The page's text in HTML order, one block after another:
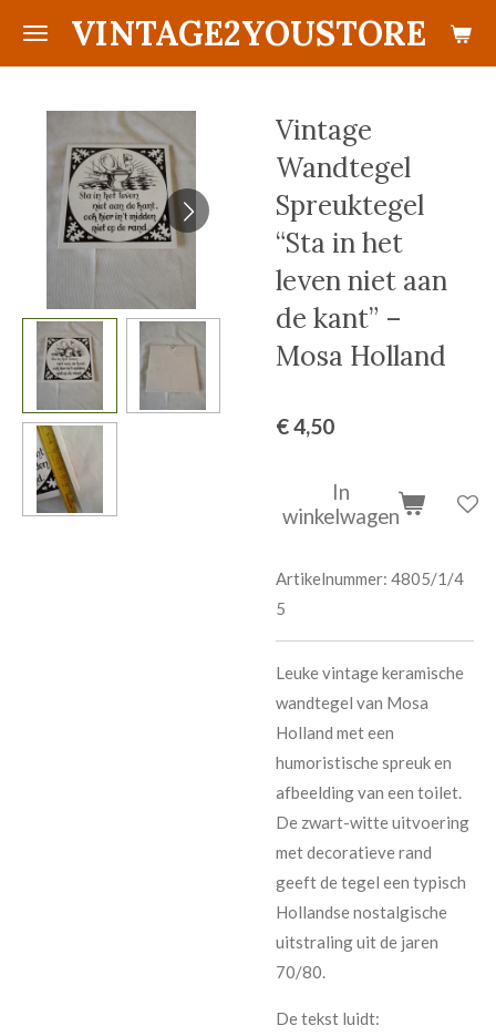
Ga
hoofdinhoud
VINTAGE2YOUSTORE
Vintage
Wandtegel
Spreuktegel
“Sta in het
leven niet aan
de kant” –
Mosa Holland
€ 4,50
In
winkelwagen
Artikelnummer: 4805/1/4
5
Leuke vintage keramische
wandtegel van Mosa
Holland met een
humoristische spreuk en
afbeelding van een toilet.
De zwart-witte uitvoering
met decoratieve rand
geeft de tegel een typisch
Hollandse nostalgische
uitstraling uit de jaren
70/80.
De tekst luidt: